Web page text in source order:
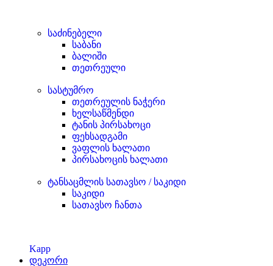
საძინებელი
საბანი
ბალიში
თეთრეული
სასტუმრო
თეთრეულის ნაჭერი
ხელსაწმენდი
ტანის პირსახოცი
ფეხსადგამი
ვაფლის ხალათი
პირსახოცის ხალათი
ტანსაცმლის სათავსო / საკიდი
საკიდი
სათავსო ჩანთა
Kapp
დეკორი